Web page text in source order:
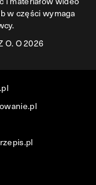
w części wymaga
O. O 2026